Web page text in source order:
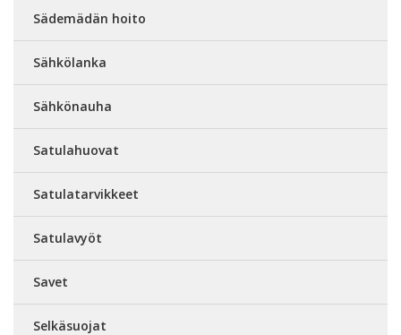
Sädemädän hoito
Sähkölanka
Sähkönauha
Satulahuovat
Satulatarvikkeet
Satulavyöt
Savet
Selkäsuojat